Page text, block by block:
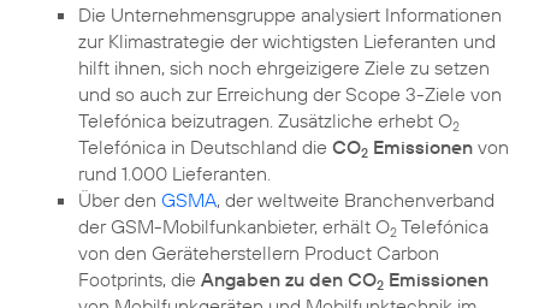
Die Unternehmensgruppe analysiert Informationen
zur Klimastrategie der wichtigsten Lieferanten und
hilft ihnen, sich noch ehrgeizigere Ziele zu setzen
und so auch zur Erreichung der Scope 3-Ziele von
Telefónica beizutragen. Zusätzliche erhebt O2
Telefónica in Deutschland die CO2 Emissionen von
rund 1.000 Lieferanten.
Über den GSMA, der weltweite Branchenverband
der GSM-Mobilfunkanbieter, erhält O2 Telefónica
von den Geräteherstellern Product Carbon
Footprints, die Angaben zu den CO2 Emissionen